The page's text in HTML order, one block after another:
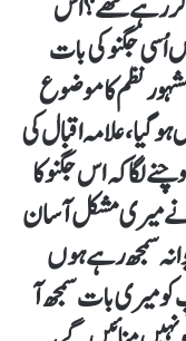
اُسی جگنو کی بات
نظم کا موضوع
گیا، علامہ اقبال کی
لگا کہ اس جگنو کا
میری مشکل آسان
سمجھ رہے ہوں
میری بات سمجھ آ